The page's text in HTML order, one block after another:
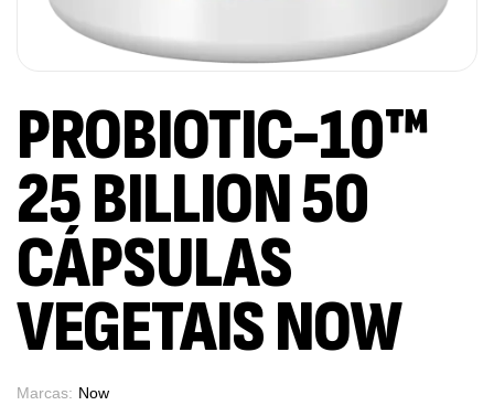
PROBIOTIC-10™
25 BILLION 50
CÁPSULAS
VEGETAIS NOW
Marcas: Now